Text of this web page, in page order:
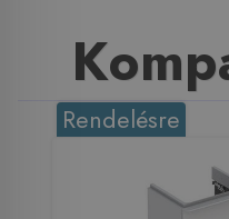
Rendelésre